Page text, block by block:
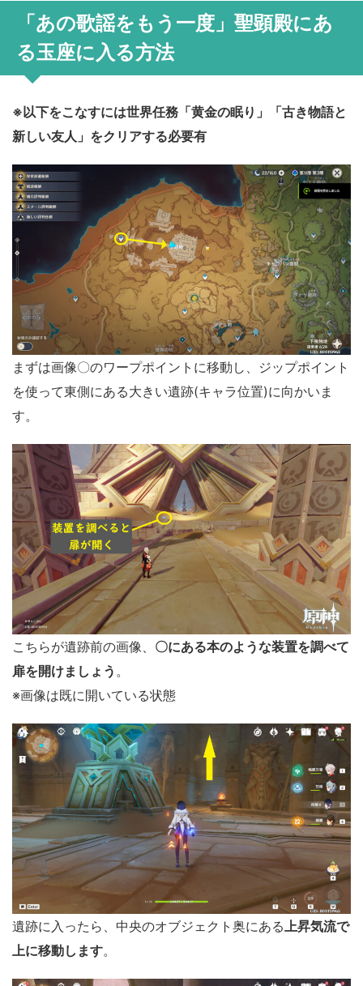
「あの歌謡をもう一度」聖顕殿にあ
る玉座に入る方法
※以下をこなすには世界任務「黄金の眠り」「古き物語と
新しい友人」をクリアする必要有
まずは画像〇のワープポイントに移動し、ジップポイント
を使って東側にある大きい遺跡(キャラ位置)に向かいま
す。
こちらが遺跡前の画像、 〇にある本のような装置を調べて
扉を開けましょう 。
※画像は既に開いている状態
遺跡に入ったら、中央のオブジェクト奥にある上昇気流で
上に移動します。